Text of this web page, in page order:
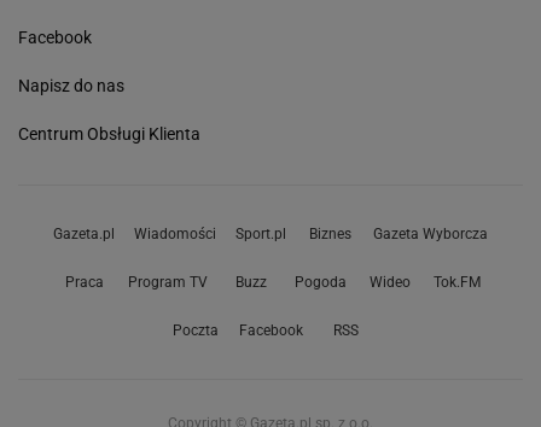
Facebook
Napisz do nas
Centrum Obsługi Klienta
Gazeta.pl Wiadomości Sport.pl Biznes Gazeta Wyborcza
Praca Program TV Buzz Pogoda Wideo Tok.FM
Poczta Facebook RSS
Copyright © Gazeta.pl sp. z o.o.